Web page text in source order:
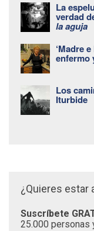
La
verdad
la aguja
‘Madre
enfermo
Los
Iturbide
¿Quieres estar
Suscríbete
25.000 personas